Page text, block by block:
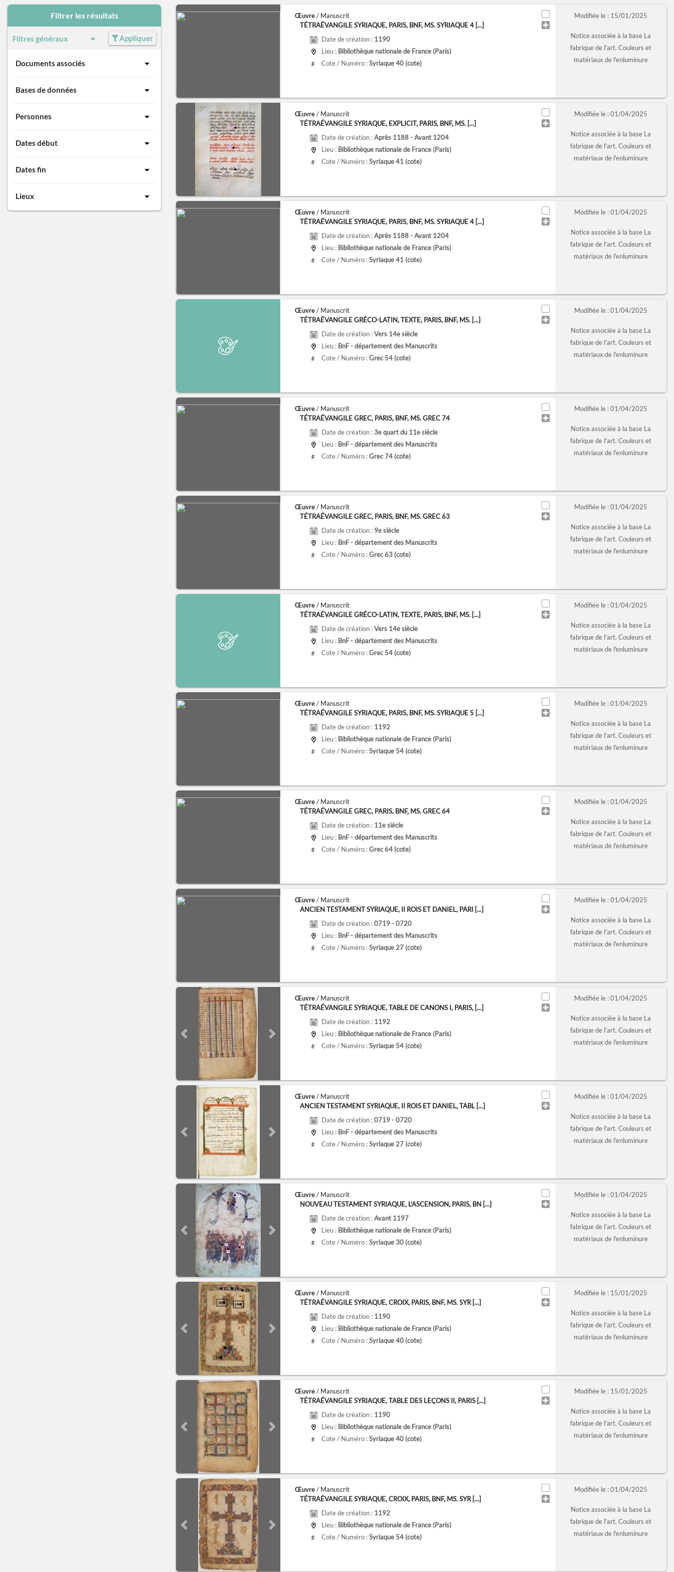
Filtrer les résultats
Filtres généraux Appliquer
Documents associés
Bases de données
Personnes
Dates début
Dates fin
Lieux
Œuvre/ Manuscrit
TÉTRAÉVANGILE SYRIAQUE, PARIS, BNF, MS. SYRIAQUE 4 [...]
Date de création : 1190
Lieu : Bibliothèque nationale de France (Paris)
# Cote / Numéro :Syriaque 40 (cote)
Modifiée le : 15/01/2025
Notice associée à la base La
fabrique de l'art. Couleurs et
matériaux de l'enluminure
Œuvre/ Manuscrit
TÉTRAÉVANGILE SYRIAQUE, EXPLICIT, PARIS, BNF, MS. [...]
Date de création :Après 1188 - Avant 1204
Lieu : Bibliothèque nationale de France (Paris)
# Cote / Numéro :Syriaque 41 (cote)
Modifiée le : 01/04/2025
Notice associée à la base La
fabrique de l'art. Couleurs et
matériaux de l'enluminure
Œuvre/ Manuscrit
TÉTRAÉVANGILE SYRIAQUE, PARIS, BNF, MS. SYRIAQUE 4 [...]
Date de création :Après 1188 - Avant 1204
Lieu : Bibliothèque nationale de France (Paris)
# Cote / Numéro :Syriaque 41 (cote)
Modifiée le : 01/04/2025
Notice associée à la base La
fabrique de l'art. Couleurs et
matériaux de l'enluminure
Œuvre/ Manuscrit
TÉTRAÉVANGILE GRÉCO-LATIN, TEXTE, PARIS, BNF, MS. [...]
Date de création :Vers 14e siècle
Lieu : BnF - département des Manuscrits
# Cote / Numéro :Grec 54 (cote)
Modifiée le : 01/04/2025
Notice associée à la base La
fabrique de l'art. Couleurs et
matériaux de l'enluminure
Œuvre/ Manuscrit
TÉTRAÉVANGILE GREC, PARIS, BNF, MS. GREC 74
Date de création :3e quart du 11e siècle
Lieu : BnF - département des Manuscrits
# Cote / Numéro :Grec 74 (cote)
Modifiée le : 01/04/2025
Notice associée à la base La
fabrique de l'art. Couleurs et
matériaux de l'enluminure
Œuvre/ Manuscrit
TÉTRAÉVANGILE GREC, PARIS, BNF, MS. GREC 63
Date de création : 9e siècle
Lieu : BnF - département des Manuscrits
# Cote / Numéro :Grec 63 (cote)
Modifiée le : 01/04/2025
Notice associée à la base La
fabrique de l'art. Couleurs et
matériaux de l'enluminure
Œuvre/ Manuscrit
TÉTRAÉVANGILE GRÉCO-LATIN, TEXTE, PARIS, BNF, MS. [...]
Date de création :Vers 14e siècle
Lieu : BnF - département des Manuscrits
# Cote / Numéro :Grec 54 (cote)
Modifiée le : 01/04/2025
Notice associée à la base La
fabrique de l'art. Couleurs et
matériaux de l'enluminure
Œuvre/ Manuscrit
TÉTRAÉVANGILE SYRIAQUE, PARIS, BNF, MS. SYRIAQUE 5 [...]
Date de création : 1192
Lieu : Bibliothèque nationale de France (Paris)
# Cote / Numéro :Syriaque 54 (cote)
Modifiée le : 01/04/2025
Notice associée à la base La
fabrique de l'art. Couleurs et
matériaux de l'enluminure
Œuvre/ Manuscrit
TÉTRAÉVANGILE GREC, PARIS, BNF, MS. GREC 64
Date de création : 11e siècle
Lieu : BnF - département des Manuscrits
# Cote / Numéro :Grec 64 (cote)
Modifiée le : 01/04/2025
Notice associée à la base La
fabrique de l'art. Couleurs et
matériaux de l'enluminure
Œuvre/ Manuscrit
ANCIEN TESTAMENT SYRIAQUE, II ROIS ET DANIEL, PARI [...]
Date de création :0719 - 0720
Lieu : BnF - département des Manuscrits
# Cote / Numéro :Syriaque 27 (cote)
Modifiée le : 01/04/2025
Notice associée à la base La
fabrique de l'art. Couleurs et
matériaux de l'enluminure
Previous slide Next slide
Œuvre/ Manuscrit
TÉTRAÉVANGILE SYRIAQUE, TABLE DE CANONS I, PARIS, [...]
Date de création : 1192
Lieu : Bibliothèque nationale de France (Paris)
# Cote / Numéro :Syriaque 54 (cote)
Modifiée le : 01/04/2025
Notice associée à la base La
fabrique de l'art. Couleurs et
matériaux de l'enluminure
Previous slide Next slide
Œuvre/ Manuscrit
ANCIEN TESTAMENT SYRIAQUE, II ROIS ET DANIEL, TABL [...]
Date de création :0719 - 0720
Lieu : BnF - département des Manuscrits
# Cote / Numéro :Syriaque 27 (cote)
Modifiée le : 01/04/2025
Notice associée à la base La
fabrique de l'art. Couleurs et
matériaux de l'enluminure
Previous slide Next slide
Œuvre/ Manuscrit
NOUVEAU TESTAMENT SYRIAQUE, L'ASCENSION, PARIS, BN [...]
Date de création :Avant 1197
Lieu : Bibliothèque nationale de France (Paris)
# Cote / Numéro :Syriaque 30 (cote)
Modifiée le : 01/04/2025
Notice associée à la base La
fabrique de l'art. Couleurs et
matériaux de l'enluminure
Previous slide Next slide
Œuvre/ Manuscrit
TÉTRAÉVANGILE SYRIAQUE, CROIX, PARIS, BNF, MS. SYR [...]
Date de création : 1190
Lieu : Bibliothèque nationale de France (Paris)
# Cote / Numéro :Syriaque 40 (cote)
Modifiée le : 15/01/2025
Notice associée à la base La
fabrique de l'art. Couleurs et
matériaux de l'enluminure
Previous slide Next slide
Œuvre/ Manuscrit
TÉTRAÉVANGILE SYRIAQUE, TABLE DES LEÇONS II, PARIS [...]
Date de création : 1190
Lieu : Bibliothèque nationale de France (Paris)
# Cote / Numéro :Syriaque 40 (cote)
Modifiée le : 15/01/2025
Notice associée à la base La
fabrique de l'art. Couleurs et
matériaux de l'enluminure
Previous slide Next slide
Œuvre/ Manuscrit
TÉTRAÉVANGILE SYRIAQUE, CROIX, PARIS, BNF, MS. SYR [...]
Date de création : 1192
Lieu : Bibliothèque nationale de France (Paris)
# Cote / Numéro :Syriaque 54 (cote)
Modifiée le : 01/04/2025
Notice associée à la base La
fabrique de l'art. Couleurs et
matériaux de l'enluminure